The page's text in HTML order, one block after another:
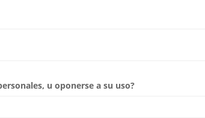
u oponerse a su uso?